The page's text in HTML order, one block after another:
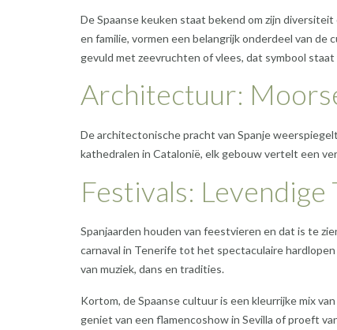
De Spaanse keuken staat bekend om zijn
en familie, vormen een belangrijk onderdeel van de
gevuld met zeevruchten of vlees, dat symbool
Architectuur:
De architectonische pracht van Spanje
kathedralen in Catalonië, elk gebouw vertelt een
Festivals: Levendige
Spanjaarden houden van feestvieren en dat is te
carnaval in Tenerife tot het spectaculaire
van muziek, dans en tradities.
Kortom, de Spaanse cultuur is een kleurrijke mix
geniet van een flamencoshow in Sevilla of proeft